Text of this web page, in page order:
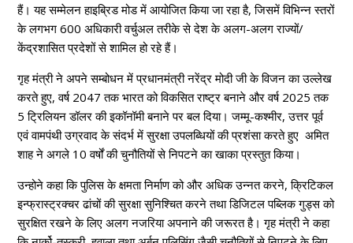
हैं। यह सम्मेलन हाइब्रिड मोड में आयोजित किया जा रहा है, जिसमें विभिन्न स्तरों
के लगभग 600 अधिकारी वर्चुअल तरीके से देश के अलग-अलग राज्यों/
केंद्रशासित प्रदेशों से शामिल हो रहे हैं।
गृह मंत्री ने अपने सम्बोधन में प्रधानमंत्री नरेंद्र मोदी जी के विजन का उल्लेख
करते हुए, वर्ष 2047 तक भारत को विकसित राष्ट्र बनाने और वर्ष 2025 तक
5 ट्रिलियन डॉलर की इकॉनॉमी बनाने पर बल दिया। जम्मू-कश्मीर, उत्तर पूर्व
एवं वामपंथी उग्रवाद के संदर्भ में सुरक्षा उपलब्धियों की प्रशंसा करते हुए अमित
शाह ने अगले 10 वर्षों की चुनौतियों से निपटने का खाका प्रस्तुत किया।
उन्होने कहा कि पुलिस के क्षमता निर्माण को और अधिक उन्नत करने, क्रिटिकल
इन्फ्रास्ट्रक्चर ढांचों की सुरक्षा सुनिश्चित करने तथा डिजिटल पब्लिक गुड्स को
सुरक्षित रखने के लिए अलग नजरिया अपनाने की जरूरत है। गृह मंत्री ने कहा